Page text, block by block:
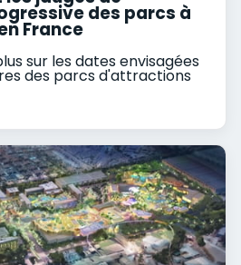
des parcs à
France
sur les dates envisagées
des parcs d'attractions